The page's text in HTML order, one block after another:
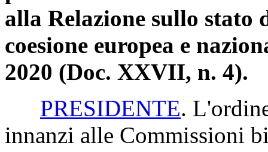
alla Relazione sullo
coesione europea e
2020 (Doc. XXVII, n. 4).
PRESIDENTE.
innanzi alle Commissioni